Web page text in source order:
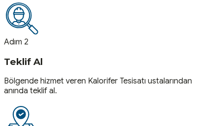
Adım 2
Teklif Al
Bölgende hizmet veren Kalorifer Tesisatı ustalarından
anında teklif al.